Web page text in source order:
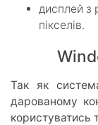
дисплей з
пікселів.
Так як
дарованому
користуватись